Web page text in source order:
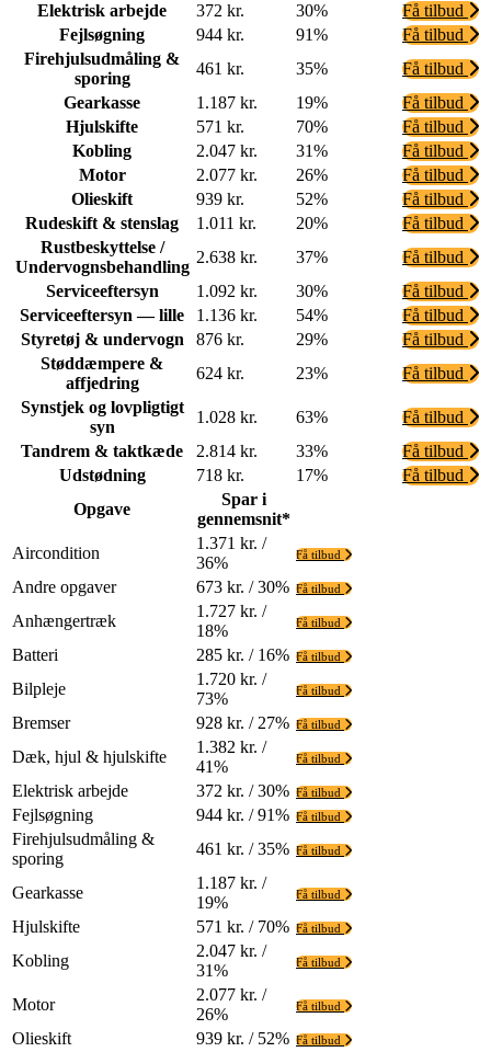
Elektrisk arbejde
372 kr. 30%
Få tilbud
Fejlsøgning
944 kr. 91%
Få tilbud
Firehjulsudmåling &
sporing
461 kr. 35%
Få tilbud
Gearkasse
1.187 kr. 19%
Få tilbud
Hjulskifte
571 kr. 70%
Få tilbud
Kobling
2.047 kr. 31%
Få tilbud
Motor
2.077 kr. 26%
Få tilbud
Olieskift
939 kr. 52%
Få tilbud
Rudeskift & stenslag
1.011 kr. 20%
Få tilbud
Rustbeskyttelse /
Undervognsbehandling
2.638 kr. 37%
Få tilbud
Serviceeftersyn
1.092 kr. 30%
Få tilbud
Serviceeftersyn — lille
1.136 kr. 54%
Få tilbud
Styretøj & undervogn
876 kr. 29%
Få tilbud
Støddæmpere &
affjedring
624 kr. 23%
Få tilbud
Synstjek og lovpligtigt
syn
1.028 kr. 63%
Få tilbud
Tandrem & taktkæde
2.814 kr. 33%
Få tilbud
Udstødning
718 kr. 17%
Få tilbud
Opgave
Spar i
gennemsnit*
Aircondition
1.371 kr. /
36%
Få tilbud
Andre opgaver 673 kr. / 30% Få tilbud
Anhængertræk
1.727 kr. /
18%
Få tilbud
Batteri 285 kr. / 16% Få tilbud
Bilpleje
1.720 kr. /
73%
Få tilbud
Bremser 928 kr. / 27% Få tilbud
Dæk, hjul & hjulskifte
1.382 kr. /
41%
Få tilbud
Elektrisk arbejde 372 kr. / 30% Få tilbud
Fejlsøgning 944 kr. / 91% Få tilbud
Firehjulsudmåling &
sporing
461 kr. / 35% Få tilbud
Gearkasse
1.187 kr. /
19%
Få tilbud
Hjulskifte 571 kr. / 70% Få tilbud
Kobling
2.047 kr. /
31%
Få tilbud
Motor
2.077 kr. /
26%
Få tilbud
Olieskift 939 kr. / 52% Få tilbud